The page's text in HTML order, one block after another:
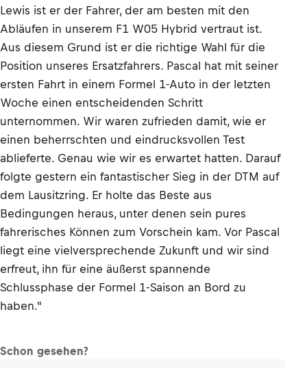
Lewis ist er der Fahrer, der am besten mit den
Abläufen in unserem F1 W05 Hybrid vertraut ist.
Aus diesem Grund ist er die richtige Wahl für die
Position unseres Ersatzfahrers. Pascal hat mit seiner
ersten Fahrt in einem Formel 1-Auto in der letzten
Woche einen entscheidenden Schritt
unternommen. Wir waren zufrieden damit, wie er
einen beherrschten und eindrucksvollen Test
ablieferte. Genau wie wir es erwartet hatten. Darauf
folgte gestern ein fantastischer Sieg in der DTM auf
dem Lausitzring. Er holte das Beste aus
Bedingungen heraus, unter denen sein pures
fahrerisches Können zum Vorschein kam. Vor Pascal
liegt eine vielversprechende Zukunft und wir sind
erfreut, ihn für eine äußerst spannende
Schlussphase der Formel 1-Saison an Bord zu
haben."
Schon gesehen?